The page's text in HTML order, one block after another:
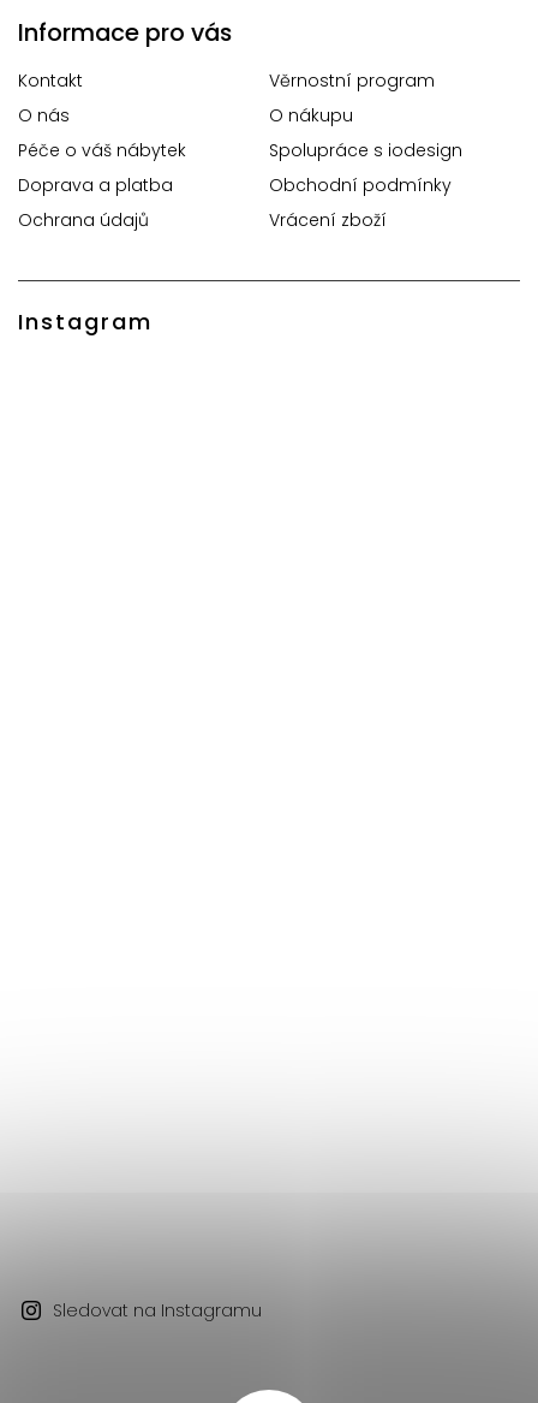
Informace pro vás
Kontakt
Věrnostní program
O nás
O nákupu
Péče o váš nábytek
Spolupráce s iodesign
Doprava a platba
Obchodní podmínky
Ochrana údajů
Vrácení zboží
Instagram
Sledovat na Instagramu